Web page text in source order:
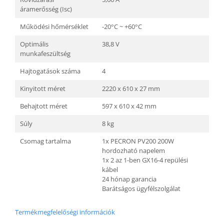
áramerősség (Isc)
Működési hőmérséklet
-20°C ~ +60°C
Optimális
munkafeszültség
38,8 V
Hajtogatások száma
4
Kinyitott méret
2220 x 610 x 27 mm
Behajtott méret
597 x 610 x 42 mm
Súly
8 kg
Csomag tartalma
1x PECRON PV200 200W
hordozható napelem
1x 2 az 1-ben GX16-4 repülési
kábel
24 hónap garancia
Barátságos ügyfélszolgálat
Termékmegfelelőségi információk